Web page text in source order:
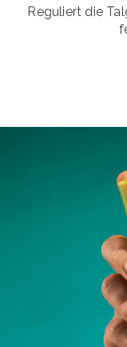
Reguliert die